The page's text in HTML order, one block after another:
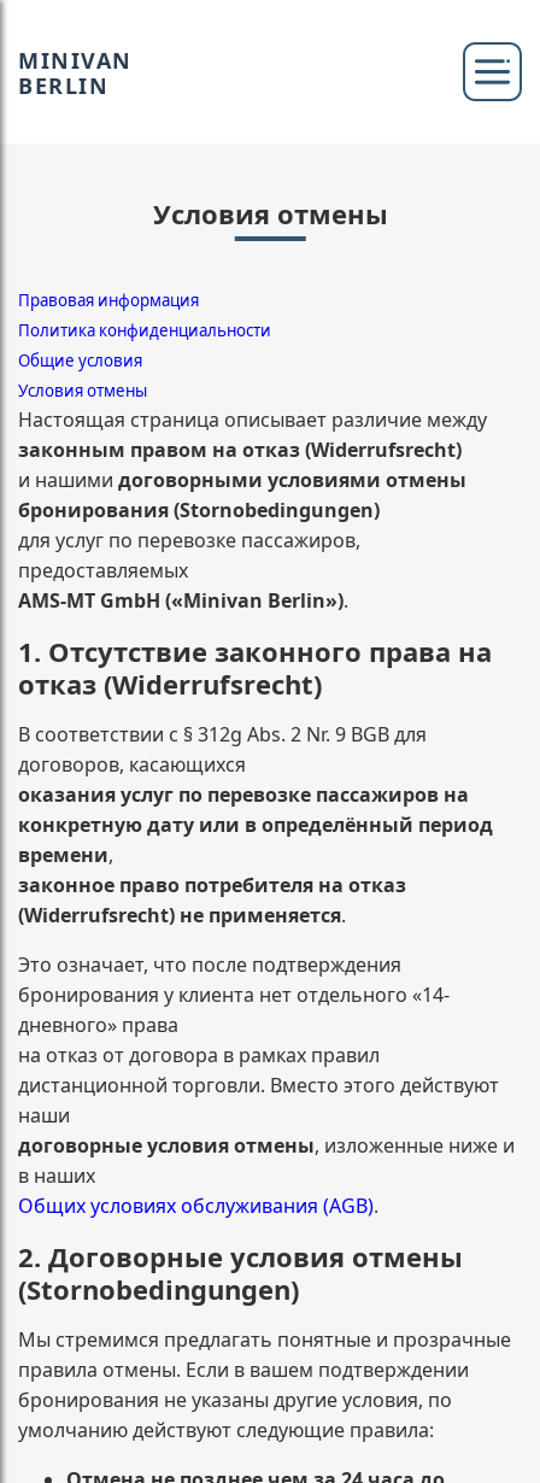
MINIVAN
BERLIN
Условия отмены
Правовая информация
Политика конфиденциальности
Общие условия
Условия отмены
Настоящая страница описывает различие между
законным правом на отказ (Widerrufsrecht)
и нашими договорными условиями отмены
бронирования (Stornobedingungen)
для услуг по перевозке пассажиров,
предоставляемых
AMS-MT GmbH («Minivan Berlin»).
1. Отсутствие законного права на
отказ (Widerrufsrecht)
В соответствии с § 312g Abs. 2 Nr. 9 BGB для
договоров, касающихся
оказания услуг по перевозке пассажиров на
конкретную дату или в определённый период
времени,
законное право потребителя на отказ
(Widerrufsrecht) не применяется.
Это означает, что после подтверждения
бронирования у клиента нет отдельного «14-
дневного» права
на отказ от договора в рамках правил
дистанционной торговли. Вместо этого действуют
наши
договорные условия отмены, изложенные ниже и
в наших
Общих условиях обслуживания (AGB).
2. Договорные условия отмены
(Stornobedingungen)
Мы стремимся предлагать понятные и прозрачные
правила отмены. Если в вашем подтверждении
бронирования не указаны другие условия, по
умолчанию действуют следующие правила: